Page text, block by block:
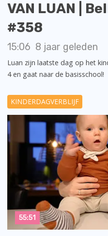
VAN LUAN |
#358
15:06 8 jaar geleden
Luan zijn laatste dag op het
4 en gaat naar de basisschool!
KINDERDAGVERBLIJF
55:51